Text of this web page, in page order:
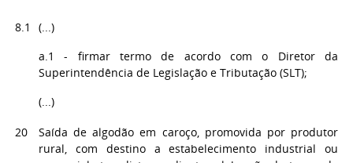
8.1
(...)
a.1 - firmar termo de acordo com o Diretor da
Superintendência de Legislação e Tributação (SLT);
(...)
20
Saída de algodão em caroço, promovida por produtor
rural, com destino a estabelecimento industrial ou